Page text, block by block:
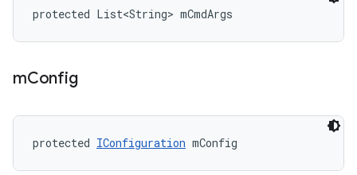
protected List<String> mCmdArgs
mConfig
protected IConfiguration mConfig